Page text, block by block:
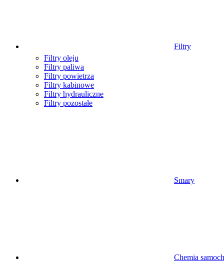
Filtry
Filtry oleju
Filtry paliwa
Filtry powietrza
Filtry kabinowe
Filtry hydrauliczne
Filtry pozostałe
Smary
Chemia